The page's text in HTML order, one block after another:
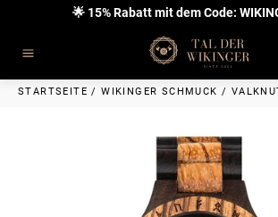
Inhalt
🌟 15% Rabatt mit dem Code:
STARTSEITE /WIKINGER SCHMUCK /